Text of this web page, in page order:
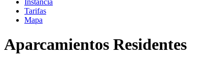
Tarifas
Mapa
Aparcamientos Residentes